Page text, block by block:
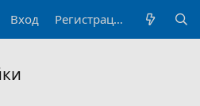
Вход Регистрация